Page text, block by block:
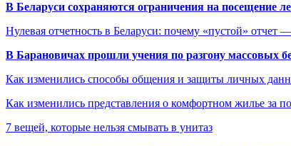
В Беларуси сохраняются ограничения на посещение
Нулевая отчетность в Беларуси: почему «пустой» отчет
В Барановичах прошли учения по разгону массовых
Как изменились способы общения и защиты личных
Как изменились представления о комфортном жилье за
7 вещей, которые нельзя смывать в унитаз